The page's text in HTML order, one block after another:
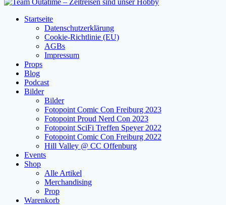
Startseite
Datenschutzerklärung
Cookie-Richtlinie (EU)
AGBs
Impressum
Props
Blog
Podcast
Bilder
Bilder
Fotopoint Comic Con Freiburg 2023
Fotopoint Proud Nerd Con 2023
Fotopoint SciFi Treffen Speyer 2022
Fotopoint Comic Con Freiburg 2022
Hill Valley @ CC Offenburg
Events
Shop
Alle Artikel
Merchandising
Prop
Warenkorb